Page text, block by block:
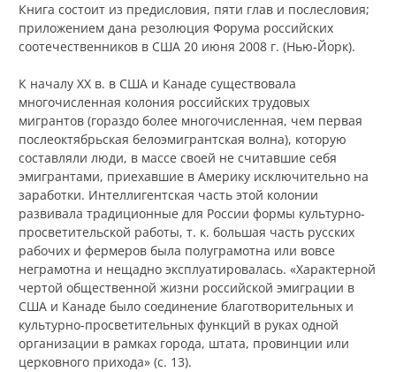
Книга состоит из предисловия, пяти глав и послесловия;
приложением дана резолюция Форума российских
соотечественников в США 20 июня 2008 г. (Нью-Йорк).
К началу XX в. в США и Канаде существовала
многочисленная колония российских трудовых
мигрантов (гораздо более многочисленная, чем первая
послеоктябрьская белоэмигрантская волна), которую
составляли люди, в массе своей не считавшие себя
эмигрантами, приехавшие в Америку исключительно на
заработки. Интеллигентская часть этой колонии
развивала традиционные для России формы культурно-
просветительской работы, т. к. большая часть русских
рабочих и фермеров была полуграмотна или вовсе
неграмотна и нещадно эксплуатировалась. «Характерной
чертой общественной жизни российской эмиграции в
США и Канаде было соединение благотворительных и
культурно-просветительных функций в руках одной
организации в рамках города, штата, провинции или
церковного прихода» (с. 13).